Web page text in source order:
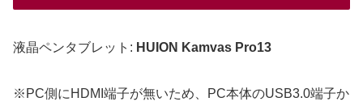
液晶ペンタブレット: HUION Kamvas Pro13
※PC側にHDMI端子が無いため、PC本体のUSB3.0端子か